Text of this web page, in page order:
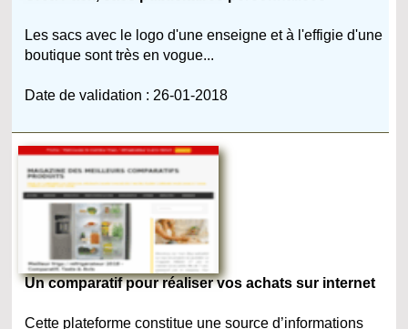
Les sacs avec le logo d'une enseigne et à l'effigie d'une
boutique sont très en vogue...
Date de validation : 26-01-2018
Un comparatif pour réaliser vos achats sur internet
Cette plateforme constitue une source d’informations